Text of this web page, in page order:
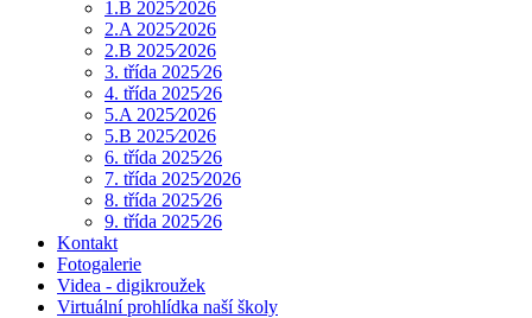
1.B 2025⁄2026
2.A 2025⁄2026
2.B 2025⁄2026
3. třída 2025⁄26
4. třída 2025⁄26
5.A 2025⁄2026
5.B 2025⁄2026
6. třída 2025⁄26
7. třída 2025⁄2026
8. třída 2025⁄26
9. třída 2025⁄26
Kontakt
Fotogalerie
Videa - digikroužek
Virtuální prohlídka naší školy